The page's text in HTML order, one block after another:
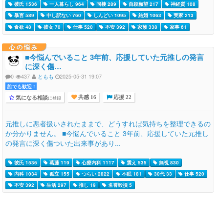
彼氏 1536 一人暮らし 964 同棲 289 自殺願望 217
神経質 108
暴言 589
申し訳ない 760 しんどい 1095 結婚 1063
実家 213
食欲 48
彼女 70 仕事 520 不安 392 家族 338 家事 61
心の悩み
■今悩んでいること 3年前、応援していた元推しの発言
に深く傷…
0 437 ともも 2025-05-31 19:07
誰でも歓迎 !
気になる相談に登録 共感 16 応援 22
元推しに悪者扱いされたままで、どうすれば気持ちを整理できるの
か分かりません。 ■今悩んでいること 3年前、応援していた元推し
の発言に深く傷ついた出来事があり...
彼氏 1536 葛藤 119 心療内科 1117 震え 535
無視 830
内科 1034
孤立 155 つらい 2822 不眠 181 30代 33
仕事 520
不安 392
生活 297 推し 19 名誉毀損 5